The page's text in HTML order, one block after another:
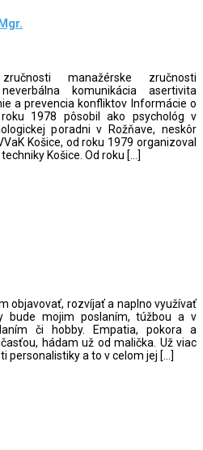
manažérske zručnosti
komunikácia asertivita
a prevencia konfliktov Informácie o
1978 pôsobil ako psychológ v
poradni v Rožňave, neskôr
Košice, od roku 1979 organizoval
Košice. Od roku […]
objavovať, rozvíjať a naplno využívať
bude mojim poslaním, túžbou a v
či hobby. Empatia, pokora a
hádam už od malička. Už viac
personalistiky a to v celom jej […]